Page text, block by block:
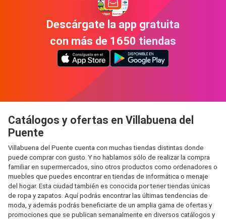
Descárgate la app gratuita
con más de 1650 tiendas
Catálogos y ofertas en Villabuena del
Puente
Villabuena del Puente cuenta con muchas tiendas distintas donde
puede comprar con gusto. Y no hablamos sólo de realizar la compra
familiar en supermercados, sino otros productos como ordenadores o
muebles que puedes encontrar en tiendas de informática o menaje
del hogar. Esta ciudad también es conocida por tener tiendas únicas
de ropa y zapatos. Aquí podrás encontrar las últimas tendencias de
moda, y además podrás beneficiarte de un amplia gama de ofertas y
promociones que se publican semanalmente en diversos catálogos y